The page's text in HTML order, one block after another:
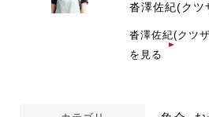
沓澤佐紀(クツ
沓澤佐紀(クツ
を見る